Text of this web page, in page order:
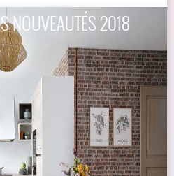
NOUVEAUTÉS 2018